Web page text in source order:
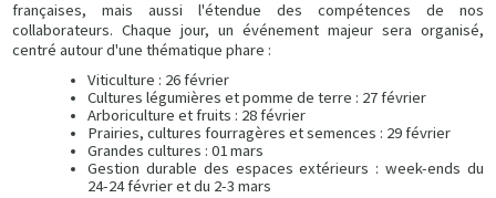
françaises, mais aussi l'étendue des compétences de nos
collaborateurs. Chaque jour, un événement majeur sera organisé,
centré autour d'une thématique phare :
Viticulture : 26 février
Cultures légumières et pomme de terre : 27 février
Arboriculture et fruits : 28 février
Prairies, cultures fourragères et semences : 29 février
Grandes cultures : 01 mars
Gestion durable des espaces extérieurs : week-ends du
24-24 février et du 2-3 mars